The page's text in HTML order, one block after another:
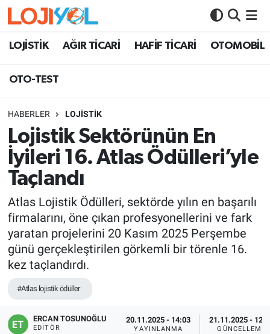
LOJİSTİK AĞIR TİCARİ HAFİF TİCARİ OTOMOBİL
OTO-TEST
HABERLER LOJİSTİK
Lojistik Sektörünün En
İyileri 16. Atlas Ödülleri’yle
Taçlandı
Atlas Lojistik Ödülleri, sektörde yılın en başarılı
firmalarını, öne çıkan profesyonellerini ve fark
yaratan projelerini 20 Kasım 2025 Perşembe
günü gerçekleştirilen görkemli bir törenle 16.
kez taçlandırdı.
#Atlas lojistik ödüller
ERCAN TOSUNOĞLU
EDITÖR
20.11.2025 - 14:03
YAYINLANMA
21.11.2025 -
GÜNCELLEME
OTO-TEST